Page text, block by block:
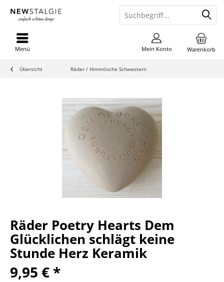
Warenkorb
Mein Konto
Menü
Übersicht Räder / Himmlische Schwestern
Räder Poetry Hearts Dem
Glücklichen schlägt keine
Stunde Herz Keramik
9,95 € *